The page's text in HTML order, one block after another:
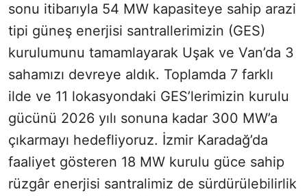
sonu itibarıyla 54 MW kapasiteye sahip arazi
tipi güneş enerjisi santrallerimizin (GES)
kurulumunu tamamlayarak Uşak ve Van’da 3
sahamızı devreye aldık. Toplamda 7 farklı
ilde ve 11 lokasyondaki GES’lerimizin kurulu
gücünü 2026 yılı sonuna kadar 300 MW’a
çıkarmayı hedefliyoruz. İzmir Karadağ’da
faaliyet gösteren 18 MW kurulu güce sahip
rüzgâr enerjisi santralimiz de sürdürülebilirlik